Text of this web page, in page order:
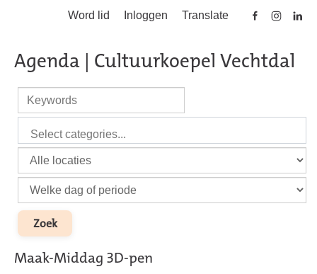
Word lid Inloggen Translate
Agenda | Cultuurkoepel Vechtdal
Maak-Middag 3D-pen